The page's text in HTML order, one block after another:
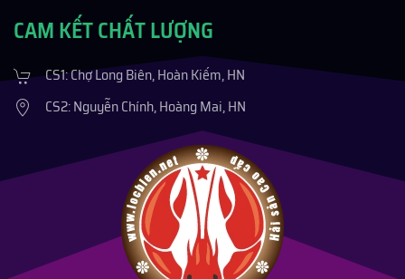
CAM KẾT CHẤT LƯỢNG
CS1: Chợ Long Biên, Hoàn Kiếm, HN
CS2: Nguyễn Chính, Hoàng Mai, HN